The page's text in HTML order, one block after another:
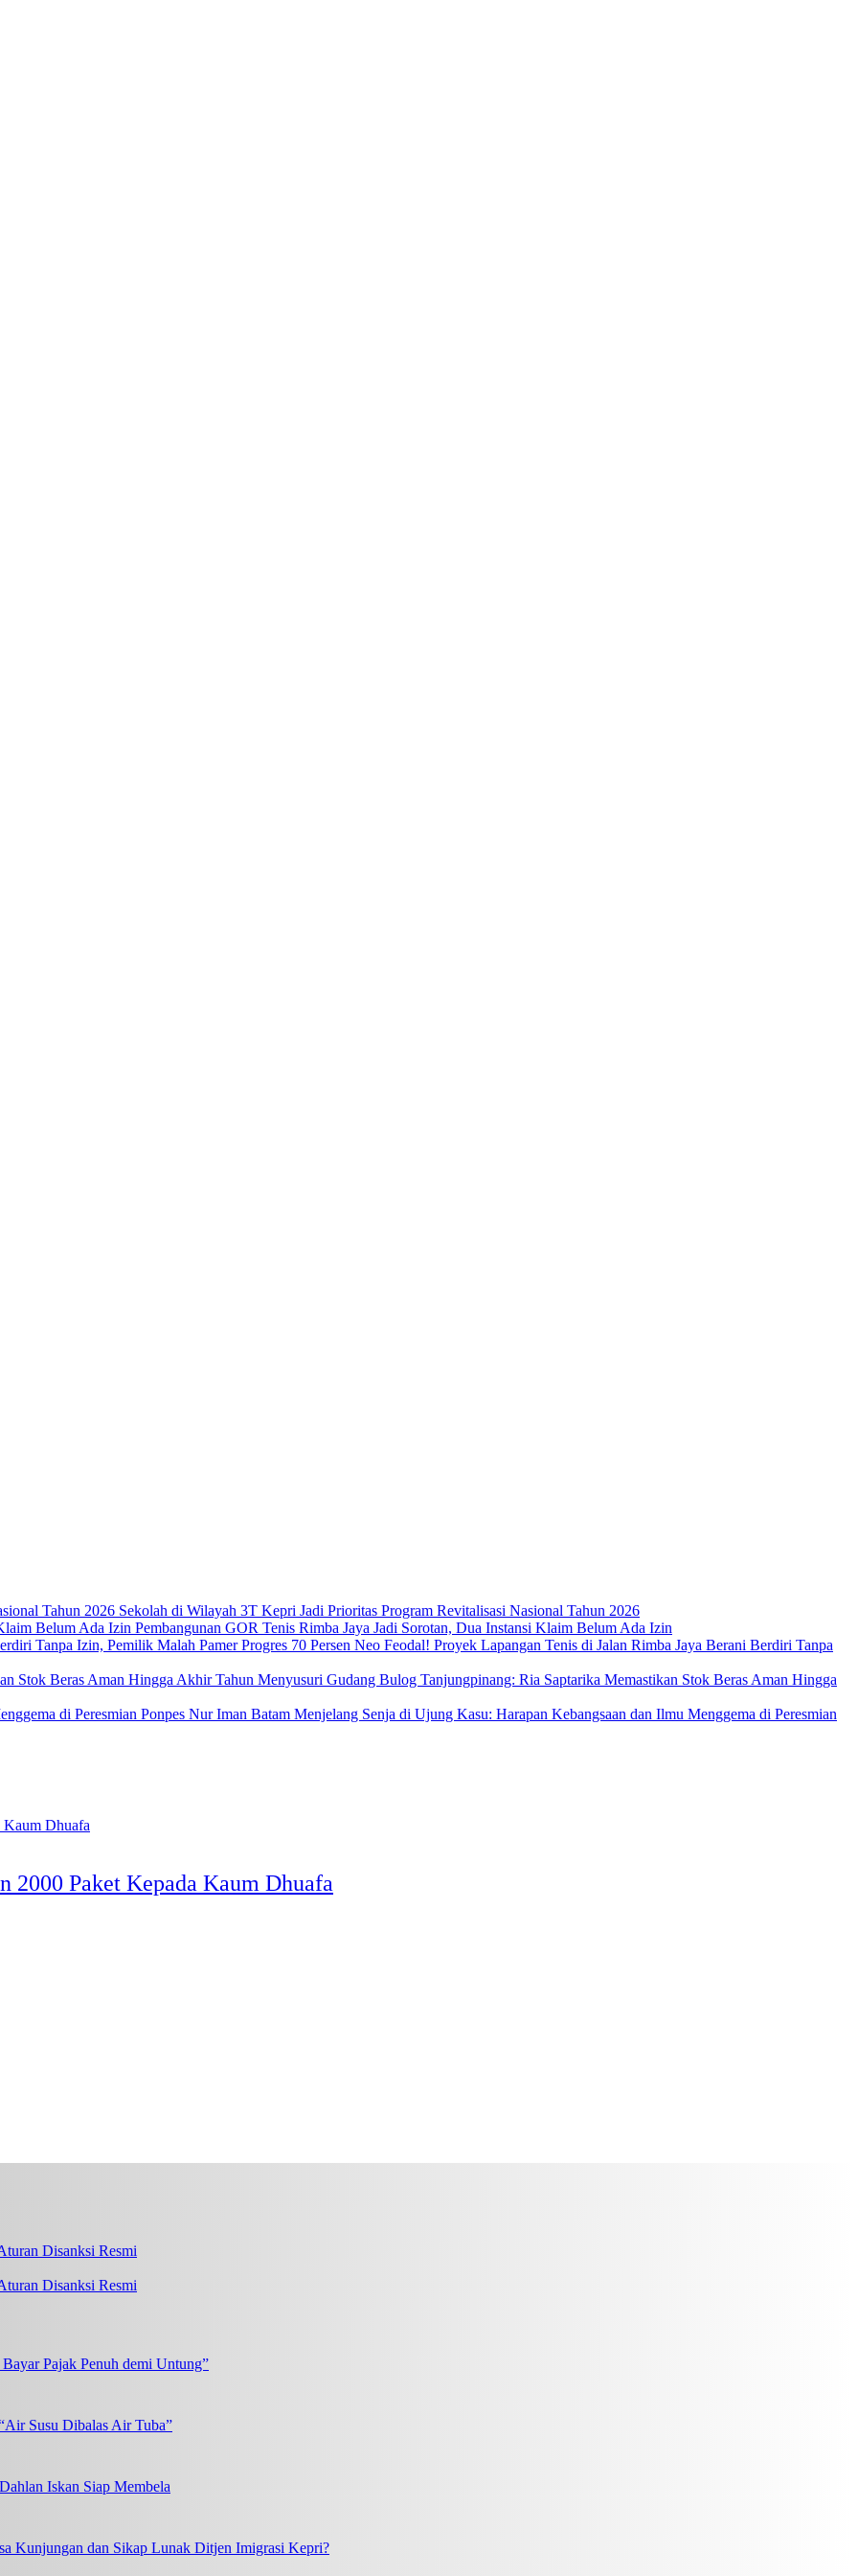
Sekolah di Wilayah 3T Kepri Jadi Prioritas Program Revitalisasi Nasional Tahun 2026
Pembangunan GOR Tenis Rimba Jaya Jadi Sorotan, Dua Instansi Klaim Belum Ada Izin
Neo Feodal! Proyek Lapangan Tenis di Jalan Rimba Jaya Berani Berdiri Tanpa
Menyusuri Gudang Bulog Tanjungpinang: Ria Saptarika Memastikan Stok Beras Aman Hingga
Menjelang Senja di Ujung Kasu: Harapan Kebangsaan dan Ilmu Menggema di Peresmian
Paket Kepada Kaum Dhuafa
Disanksi Resmi
Pajak Penuh demi Untung”
Susu Dibalas Air Tuba”
Iskan Siap Membela
Kunjungan dan Sikap Lunak Ditjen Imigrasi Kepri?